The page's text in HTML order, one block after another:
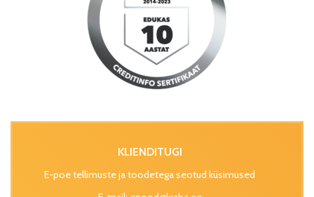
KLIENDITUGI
E-poe tellimuste ja toodetega seotud küsimused